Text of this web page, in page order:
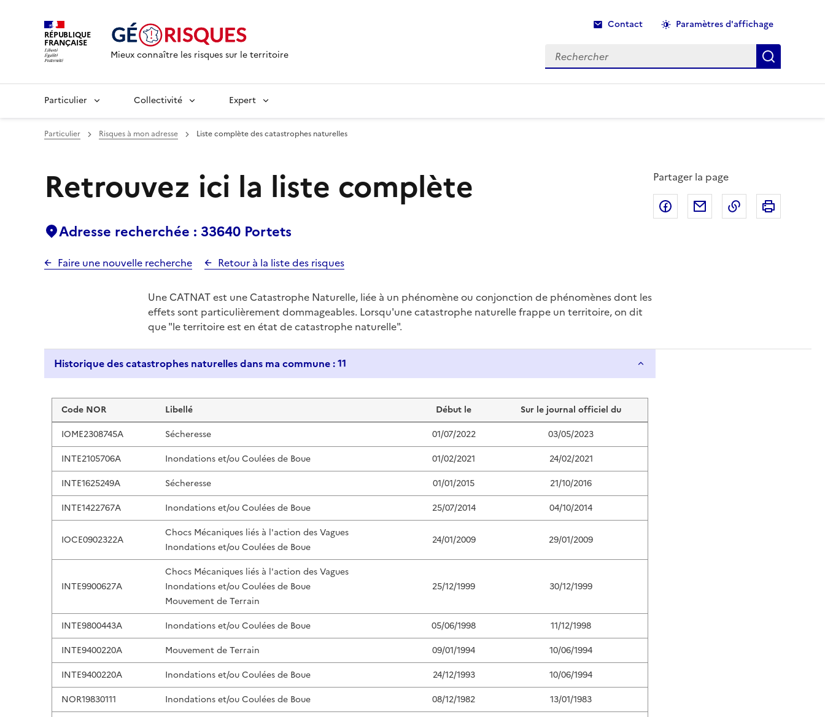
RÉPUBLIQUE
FRANÇAISE
Mieux connaître les risques sur le territoire
Contact Paramètres d'affichage
Rechercher Recherche
Particulier Collectivité Expert
Particulier Risques à mon adresse Liste complète des catastrophes naturelles
Retrouvez ici la liste complète
Adresse recherchée : 33640 Portets
Faire une nouvelle recherche Retour à la liste des risques
Partager la page
Partager sur Facebook
Partager par email
Copier dans le
Une CATNAT est une Catastrophe Naturelle, liée à un phénomène ou conjonction de phénomènes dont les
effets sont particulièrement dommageables. Lorsqu'une catastrophe naturelle frappe un territoire, on dit
que "le territoire est en état de catastrophe naturelle".
Historique des catastrophes naturelles dans ma commune : 11
Liste de résultats
Code NOR Libellé Début le
Sur le journal officiel du
IOME2308745A
Sécheresse 01/07/2022
03/05/2023
INTE2105706A
Inondations et/ou Coulées de Boue 01/02/2021
24/02/2021
INTE1625249A
Sécheresse 01/01/2015
21/10/2016
INTE1422767A
Inondations et/ou Coulées de Boue 25/07/2014 04/10/2014
IOCE0902322A
Chocs Mécaniques liés à l'action des Vagues
Inondations et/ou Coulées de Boue
24/01/2009 29/01/2009
INTE9900627A
Chocs Mécaniques liés à l'action des Vagues
Inondations et/ou Coulées de Boue
Mouvement de Terrain
25/12/1999 30/12/1999
INTE9800443A Inondations et/ou Coulées de Boue 05/06/1998
11/12/1998
INTE9400220A
Mouvement de Terrain 09/01/1994
10/06/1994
INTE9400220A
Inondations et/ou Coulées de Boue 24/12/1993
10/06/1994
NOR19830111
Inondations et/ou Coulées de Boue 08/12/1982 13/01/1983